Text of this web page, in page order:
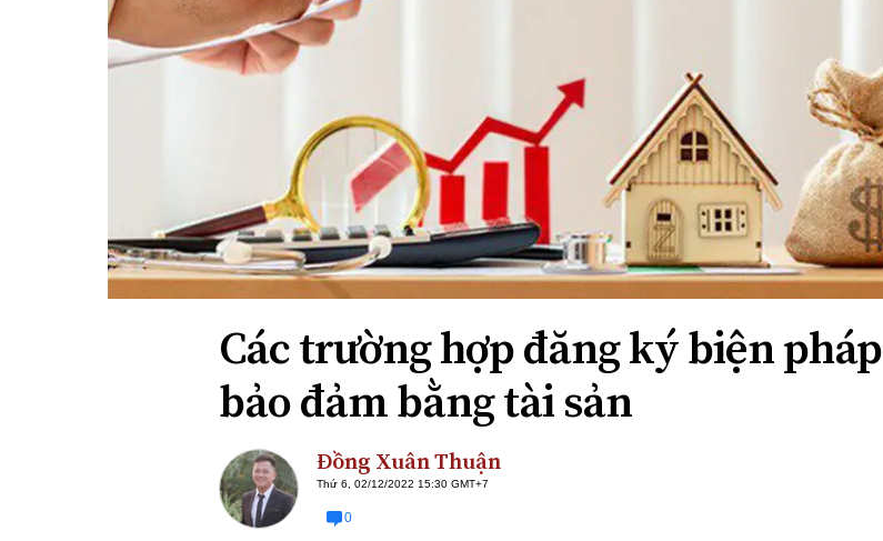
ĐA CHIỀU
Quan điểm
Các trường hợp đăng ký biện pháp
bảo đảm bằng tài sản
Đồng Xuân Thuận
Thứ 6, 02/12/2022 15:30 GMT+7
0